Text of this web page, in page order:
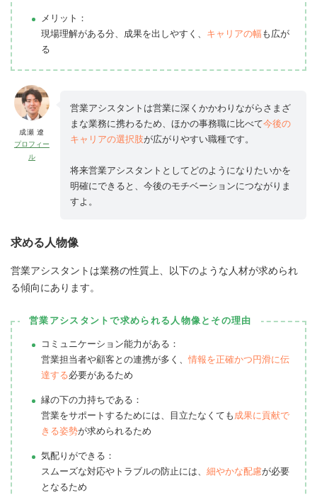
メリット：
現場理解がある分、成果を出しやすく、 キャリアの幅も広が
る
成瀬 遼
プロフィー
ル
営業アシスタントは営業に深くかかわりながらさまざ
まな業務に携わるため、ほかの事務職に比べて今後の
キャリアの選択肢が広がりやすい職種です。
将来営業アシスタントとしてどのようになりたいかを
明確にできると、今後のモチベーションにつながりま
すよ。
求める人物像
営業アシスタントは業務の性質上、以下のような人材が求められ
る傾向にあります。
営業アシスタントで求められる人物像とその理由
コミュニケーション能力がある：
営業担当者や顧客との連携が多く、 情報を正確かつ円滑に伝
達する必要があるため
縁の下の力持ちである：
営業をサポートするためには、目立たなくても 成果に貢献で
きる姿勢が求められるため
気配りができる：
スムーズな対応やトラブルの防止には、 細やかな配慮が必要
となるため